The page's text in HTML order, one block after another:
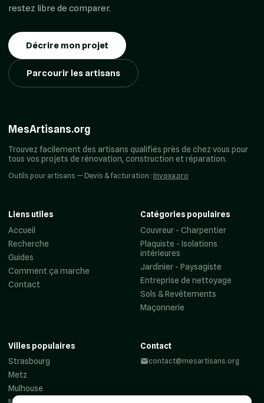
restez libre de comparer.
Décrire mon projet
Parcourir les artisans
MesArtisans.org
Trouvez facilement des artisans qualifiés près de chez vous pour
tous vos projets de rénovation, construction et réparation.
Outils pour artisans — Devis & facturation : Invoxa.pro
Liens utiles
Accueil
Recherche
Guides
Comment ça marche
Contact
Catégories populaires
Couvreur - Charpentier
Plaquiste - Isolations
intérieures
Jardinier - Paysagiste
Entreprise de nettoyage
Sols & Revêtements
Maçonnerie
Villes populaires
Strasbourg
Metz
Mulhouse
Contact
contact@mesartisans.org